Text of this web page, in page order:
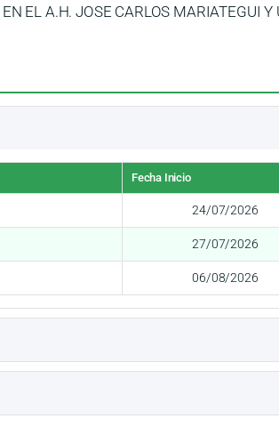
EL A.H. JOSE CARLOS MARIATEGUI
Fecha Inicio
24/07/2026
27/07/2026
06/08/2026